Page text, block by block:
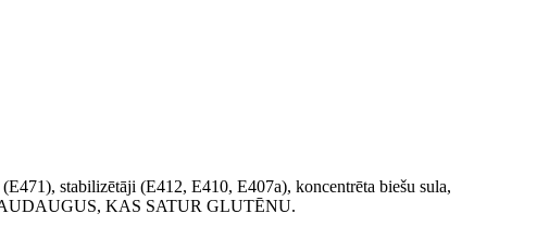
stabilizētāji (E412, E410, E407a), koncentrēta biešu sula,
KAS SATUR GLUTĒNU.